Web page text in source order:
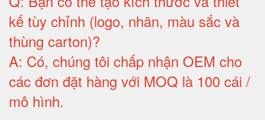
kế tùy chỉnh (logo, nhãn, màu sắc và
thùng carton)?
A: Có, chúng tôi chấp nhận OEM cho
các đơn đặt hàng với MOQ là 100 cái /
mô hình.